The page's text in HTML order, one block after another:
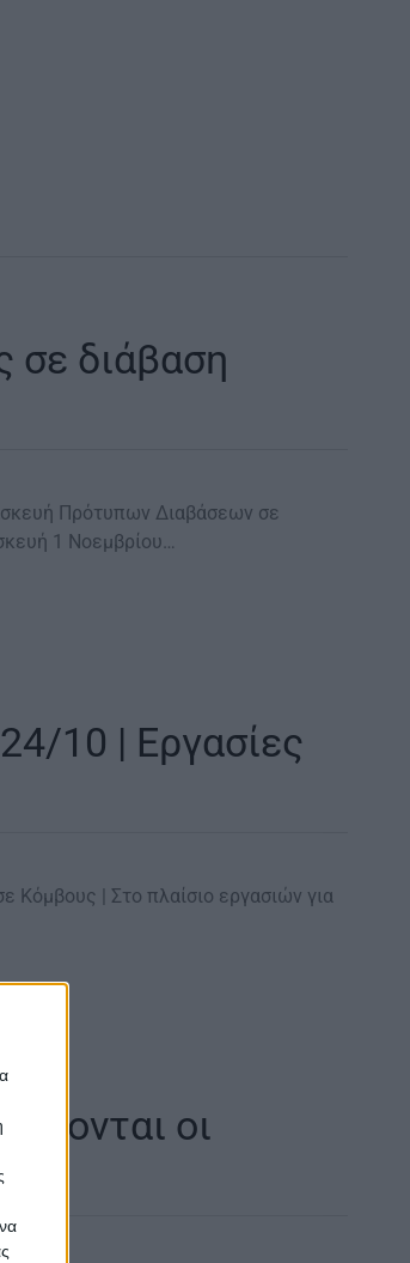
σε διάβαση
Πρότυπων Διαβάσεων σε
1 Νοεμβρίου…
10 | Eργασίες
Κόμβους | Στο πλαίσιο εργασιών για
οι